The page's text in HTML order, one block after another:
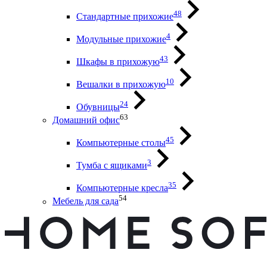
Стандартные прихожие48
Модульные прихожие4
Шкафы в прихожую43
Вешалки в прихожую10
Обувницы24
Домашний офис63
Компьютерные столы45
Тумба с ящиками3
Компьютерные кресла35
Мебель для сада54